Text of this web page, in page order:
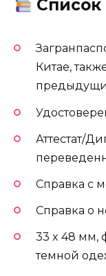
Список
Китае,
Аттестат/
Справка с
Справка о
33 x 48 мм,
темной